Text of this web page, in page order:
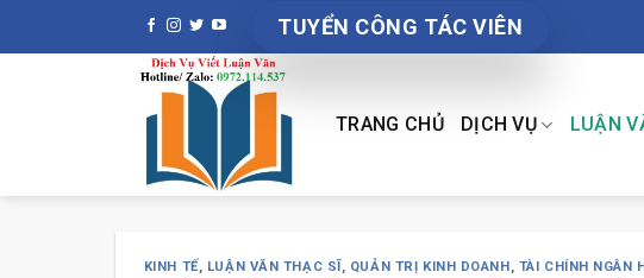
TUYỂN CÔNG TÁC VIÊN
TRANG CHỦ DỊCH VỤ LUẬN
KINH TẾ, LUẬN VĂN THẠC SĨ , QUẢN TRỊ KINH DOANH, TÀI CHÍNH NGÂN